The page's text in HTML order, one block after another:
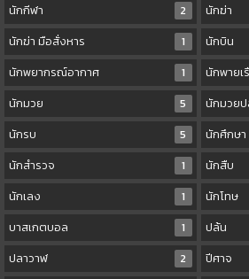
นักกีฬา
2 นักฆ่า
นักฆ่า มือสั่งหาร
1 นักบิน
นักพยากรณ์อากาศ
1 นักพายเ
นักมวย
5 นักมวยป
นักรบ
5 นักศึกษา
นักสำรวจ
1 นักสืบ
นักเลง
1 นักโทษ
บาสเกตบอล
1 ปล้น
ปลาวาฬ
2 ปีศาจ